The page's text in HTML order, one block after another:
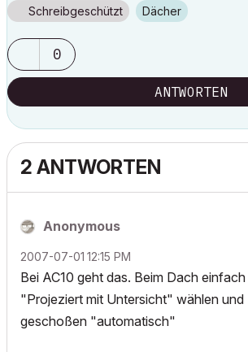
Schreibgeschützt Dächer
0
ANTWORTEN
2 ANTWORTEN
Anonymous
‎2007-07-01 12:15 PM
Bei AC10 geht das. Beim Dach
"Projeziert mit Untersicht" wählen und
geschoßen "automatisch"